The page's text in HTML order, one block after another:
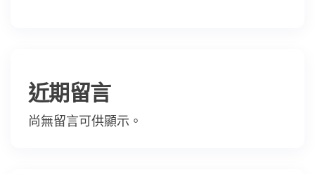
近期留言
尚無留言可供顯示。